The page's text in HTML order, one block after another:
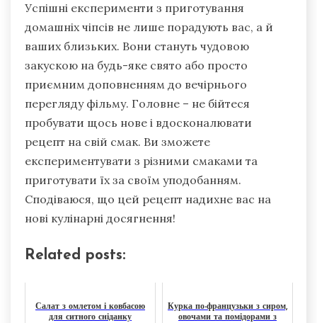
Успішні експерименти з приготування
домашніх чіпсів не лише порадують вас, а й
ваших близьких. Вони стануть чудовою
закускою на будь-яке свято або просто
приємним доповненням до вечірнього
перегляду фільму. Головне – не бійтеся
пробувати щось нове і вдосконалювати
рецепт на свій смак. Ви зможете
експериментувати з різними смаками та
приготувати їх за своїм уподобанням.
Сподіваюся, що цей рецепт надихне вас на
нові кулінарні досягнення!
Related posts:
Салат з омлетом і ковбасою
для ситного сніданку
Курка по-французьки з сиром,
овочами та помідорами з